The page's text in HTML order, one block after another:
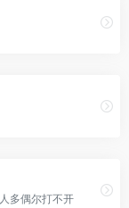
多偶尔打不开